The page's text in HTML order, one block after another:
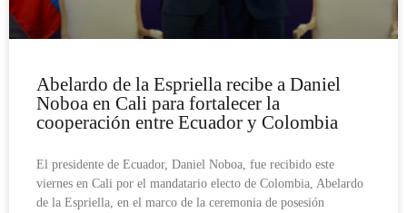
Abelardo de la Espriella recibe a Daniel
Noboa en Cali para fortalecer la
cooperación entre Ecuador y Colombia
El presidente de Ecuador, Daniel Noboa, fue recibido este
viernes en Cali por el mandatario electo de Colombia, Abelardo
de la Espriella, en el marco de la ceremonia de posesión